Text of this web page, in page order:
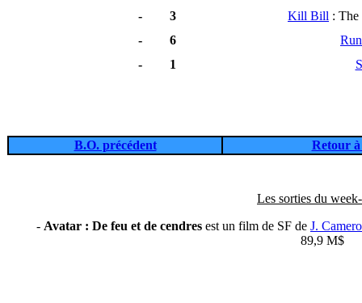
-
3 Kill Bill :
-
6
-
1
B.O. précédent Retour
Les sorties du
- Avatar : De feu et de cendres est un film de SF de J.
89,9 M$